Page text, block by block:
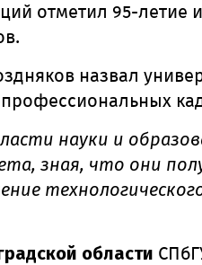
отметил 95-летие
назвал
науки и
зная, что они
области